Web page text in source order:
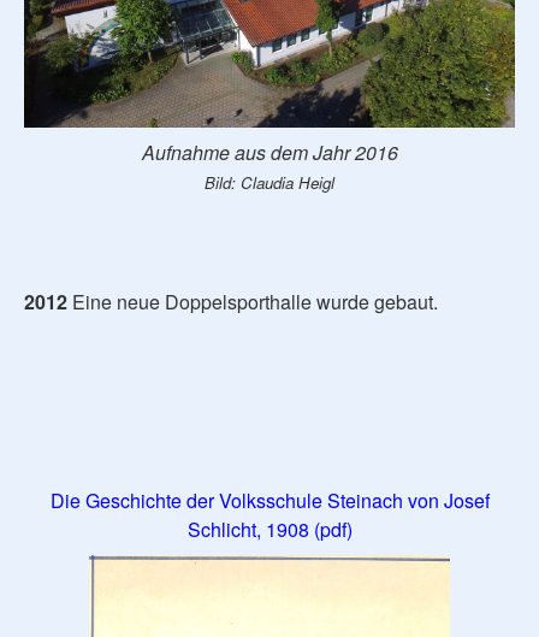
Aufnahme aus dem Jahr 2016
Bild: Claudia Heigl
2012 Eine neue Doppelsporthalle wurde gebaut.
Die Geschichte der Volksschule Steinach von Josef
Schlicht, 1908 (pdf)